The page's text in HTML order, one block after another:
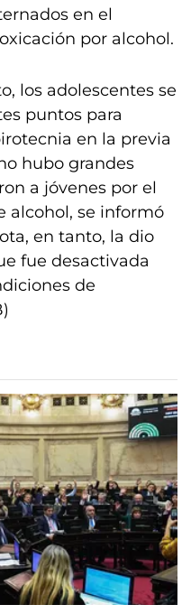
en el
por alcohol.
los adolescentes se
puntos para
en la previa
hubo grandes
a jóvenes por el
alcohol, se informó
en tanto, la dio
fue desactivada
de